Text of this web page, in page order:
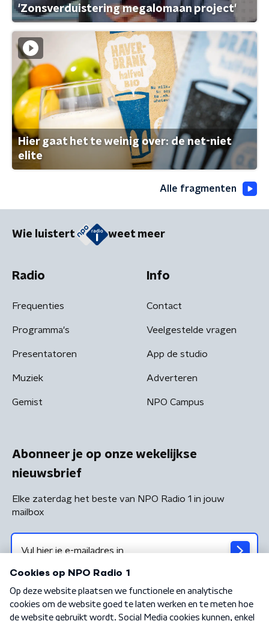
'Zonsverduistering megalomaan project'
Hier gaat het te weinig over: de net-niet
elite
Alle fragmenten
Wie luistert weet meer
Radio
Frequenties
Programma's
Presentatoren
Muziek
Gemist
Info
Contact
Veelgestelde vragen
App de studio
Adverteren
NPO Campus
Abonneer je op onze wekelijkse
nieuwsbrief
Elke zaterdag het beste van NPO Radio 1 in jouw
mailbox